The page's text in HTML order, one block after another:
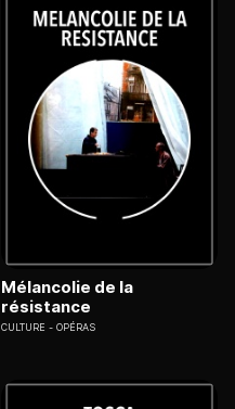
Mélancolie de la
résistance
CULTURE OPÉRAS